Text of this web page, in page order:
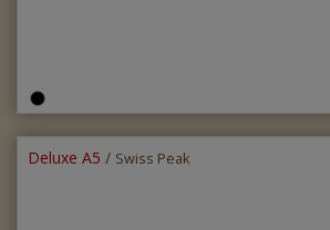
Deluxe A5 / Swiss Peak